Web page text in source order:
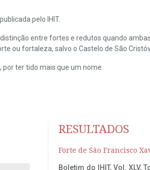
pelo IHIT.
entre fortes e redutos quando
ou fortaleza, salvo o Castelo de São
ter tido mais que um nome.
RESULTADOS
Forte de São Francisco
Boletim do IHIT, Vol. XLV,